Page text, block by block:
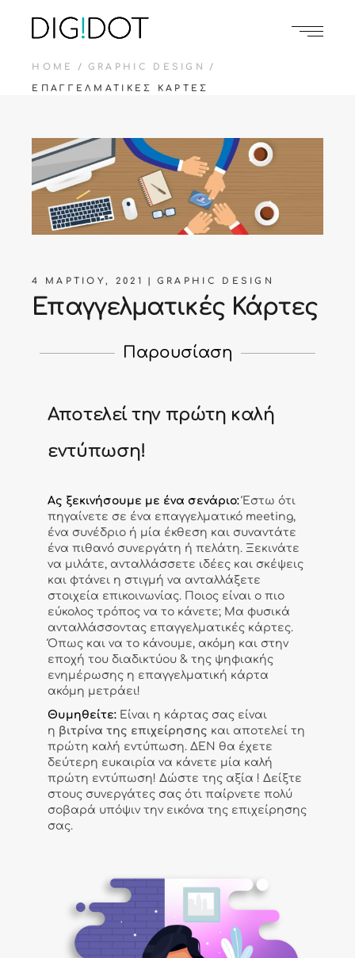
HOME GRAPHIC DESIGN
ΕΠΑΓΓΕΛΜΑΤΙΚΈΣ ΚΆΡΤΕΣ
4 ΜΑΡΤΊΟΥ, 2021 GRAPHIC DESIGN
Επαγγελματικές Κάρτες
Παρουσίαση
Αποτελεί την πρώτη καλή
εντύπωση!
Ας ξεκινήσουμε με ένα σενάριο: Έστω ότι
πηγαίνετε σε ένα επαγγελματικό meeting,
ένα συνέδριο ή μία έκθεση και συναντάτε
ένα πιθανό συνεργάτη ή πελάτη. Ξεκινάτε
να μιλάτε, ανταλλάσσετε ιδέες και σκέψεις
και φτάνει η στιγμή να ανταλλάξετε
στοιχεία επικοινωνίας. Ποιος είναι ο πιο
εύκολος τρόπος να το κάνετε; Μα φυσικά
ανταλλάσσοντας επαγγελματικές κάρτες.
Όπως και να το κάνουμε, ακόμη και στην
εποχή του διαδικτύου & της ψηφιακής
ενημέρωσης η επαγγελματική κάρτα
ακόμη μετράει!
Θυμηθείτε: Είναι η κάρτας σας είναι
η βιτρίνα της επιχείρησης και αποτελεί τη
πρώτη καλή εντύπωση. ΔΕΝ θα έχετε
δεύτερη ευκαιρία να κάνετε μία καλή
πρώτη εντύπωση! Δώστε της αξία ! Δείξτε
στους συνεργάτες σας ότι παίρνετε πολύ
σοβαρά υπόψιν την εικόνα της επιχείρησης
σας.